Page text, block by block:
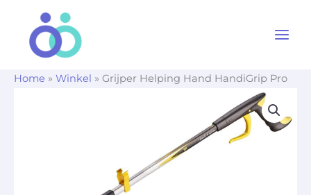
Home » Winkel » Grijper Helping Hand HandiGrip Pro